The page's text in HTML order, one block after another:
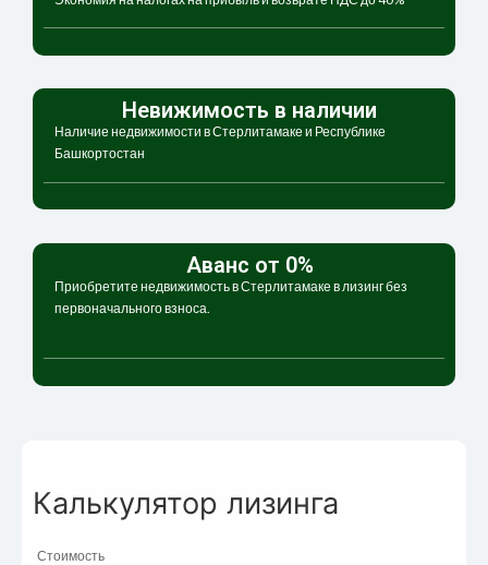
Невижимость в наличии
Наличие недвижимости в Стерлитамаке и Республике
Башкортостан
Аванс от 0%
Приобретите недвижимость в Стерлитамаке в лизинг без
первоначального взноса.
Калькулятор лизинга
Стоимость